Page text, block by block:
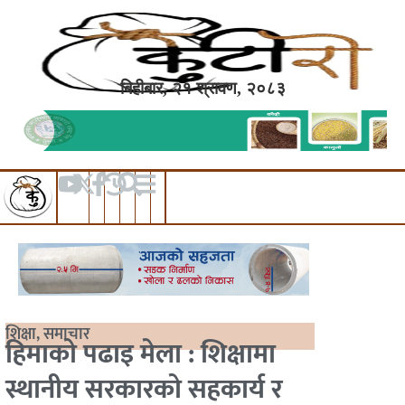
बिहीबार, २१ श्रावण, २०८३
शिक्षा,समाचार
हिमाको पढाइ मेला : शिक्षामा
स्थानीय सरकारको सहकार्य र